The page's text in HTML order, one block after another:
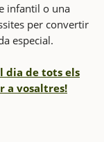
infantil o una
per convertir
especial.
dia de tots els
a vosaltres!